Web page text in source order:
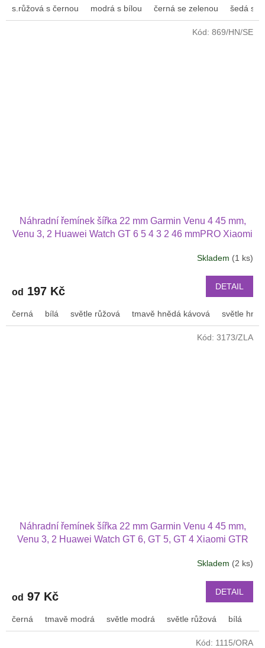
z
5
s.růžová s černou modrá s bílou černá se zelenou šedá s
Náhradní řemínek šířka 22 mm Garmin Venu 4 45 mm,
Venu 3, 2 Huawei Watch GT 6 5 4 3 2 46 mmPRO Xiaomi
Skladem (1 ks)
od 197 Kč DETAIL
černá bílá světle růžová tmavě hnědá kávová světle
Kód: 869/HN/SE
Náhradní řemínek šířka 22 mm Garmin Venu 4 45 mm,
Venu 3, 2 Huawei Watch GT 6, GT 5, GT 4 Xiaomi GTR
Skladem (2 ks)
od 97 Kč DETAIL
černá tmavě modrá světle modrá světle růžová bílá
Kód: 3173/ZLA
Kód: 1115/ORA